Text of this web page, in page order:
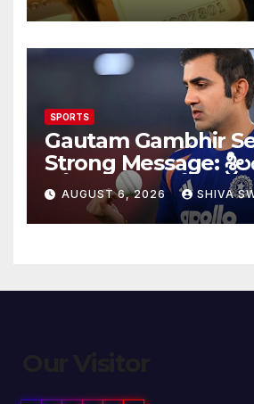
SPORTS
Gautam Gambhir
Strong Message:
సిరీస్‌కు ముందు
వార్నింగ్…
AUGUST 6, 2026 SHIVA